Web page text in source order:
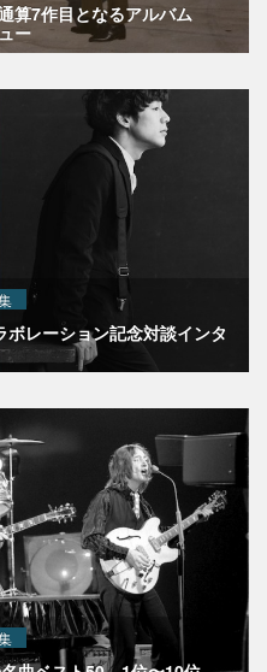
算7作目となるアルバム
ー
レーション記念対談インタ